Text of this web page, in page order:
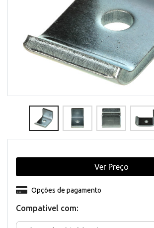
Compativel com:
Opções de pagamento
Ver Preço